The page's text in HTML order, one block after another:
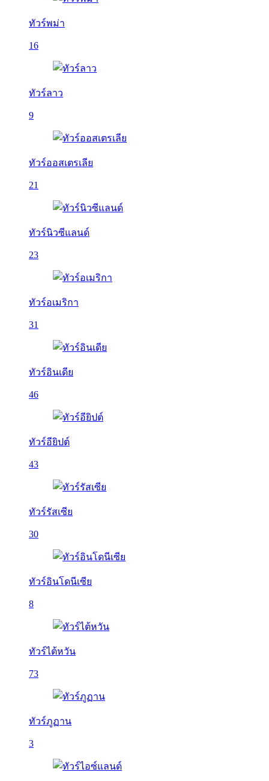
ทัวร์พม่า
16
ทัวร์ลาว
9
ทัวร์ออสเตรเลีย
21
ทัวร์นิวซีแลนด์
23
ทัวร์อเมริกา
31
ทัวร์อินเดีย
46
ทัวร์อียิปต์
43
ทัวร์รัสเซีย
30
ทัวร์อินโดนีเซีย
8
ทัวร์ไต้หวัน
73
ทัวร์ภูฏาน
3